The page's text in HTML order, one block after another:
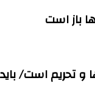
باز است
و تحریم است/